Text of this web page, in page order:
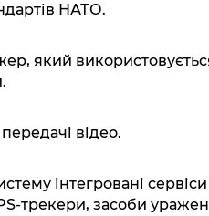
НАТО.
який
відео.
інтегровані
трекери, засоби